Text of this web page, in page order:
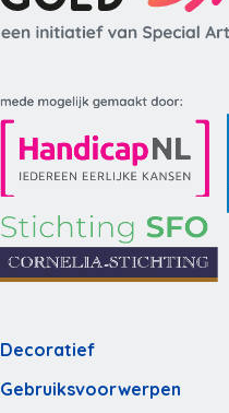
Decoratief
Gebruiksvoorwerpen